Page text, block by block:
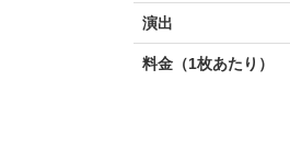
演出
料金（1枚あたり）